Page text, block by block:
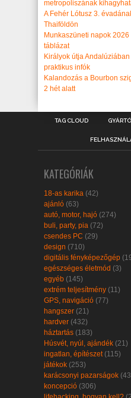
metropoliszának
A Fehér Lótusz 3.
Thaiföldön
Munkaszüneti napok
táblázat
Királyok útja
praktikus infók
Kalandozás a Bourbon
2 hét alatt
TAG CLOUD
KATEGÓRIÁK
18-as karika (42)
ajánló (63)
autó, motor, hajó (274)
buli, party, pia (72)
csendes PC (29)
design (710)
digitális fényképezőgép
egészséges életmód (3)
egyéb (145)
extrém teljesítmény (11)
GPS, navigáció (77)
hangszer (21)
hardver (432)
háztartás (183)
Húsvét, nyúl, ajándék (21)
ingatlan, építészet (115)
játékok (253)
karácsonyi pazarságok
koncepció (306)